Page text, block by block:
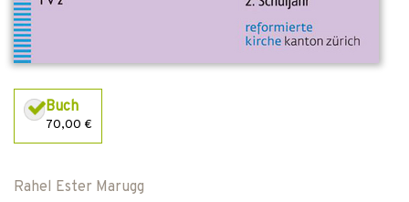
Buch
70,00 €
Rahel Ester Marugg